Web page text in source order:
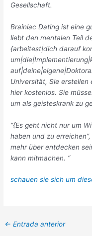
Gesellschaft.
Brainiac Dating ist eine
liebt den mentalen Teil
{arbeitest|dich darauf
Universität, Sie erstellen
hier kostenlos. Sie
um als geisteskrank zu
“{Es geht nicht nur um
haben und zu
mehr über entdecken
kann mitmachen. “
schauen sie sich um
← Entrada anterior